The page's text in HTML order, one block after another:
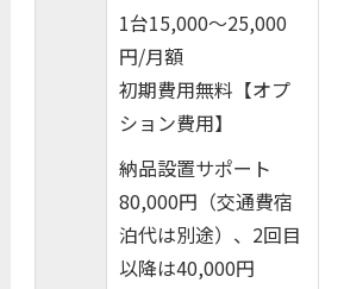
1台15,000～25,000
円/月額
初期費用無料【オプ
ション費用】
納品設置サポート
80,000円（交通費宿
泊代は別途）、2回目
以降は40,000円